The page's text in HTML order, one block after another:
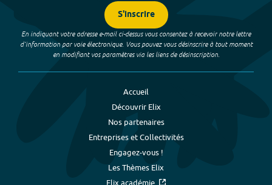
S'inscrire
En indiquant votre adresse e-mail ci-dessus vous consentez à recevoir notre lettre
d’information par voie électronique. Vous pouvez vous désinscrire à tout moment
en modifiant vos paramètres via les liens de désinscription.
Accueil
Découvrir Elix
Nos partenaires
Entreprises et Collectivités
Engagez-vous !
Les Thèmes Elix
Elix académie